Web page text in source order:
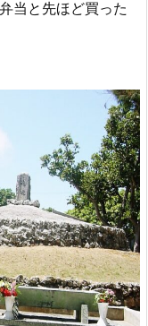
当と先ほど買った